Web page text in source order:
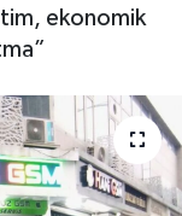
ekonomik